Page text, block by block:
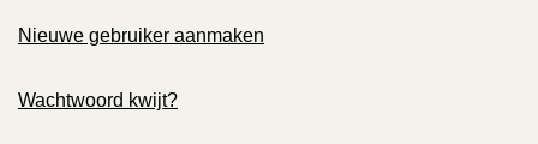
Nieuwe gebruiker aanmaken
Wachtwoord kwijt?